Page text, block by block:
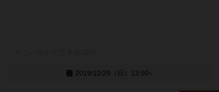
2019/12/29（日）13:00~